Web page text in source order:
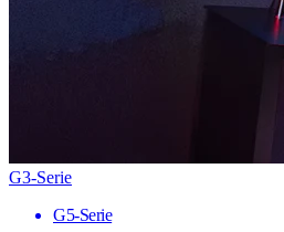
G3-Serie
G5-Serie